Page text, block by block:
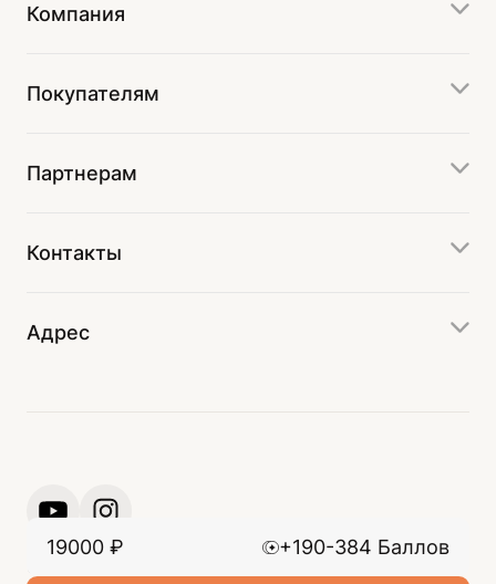
19000 ₽ +190-384 Баллов
Компания
Покупателям
Партнерам
Контакты
Адрес